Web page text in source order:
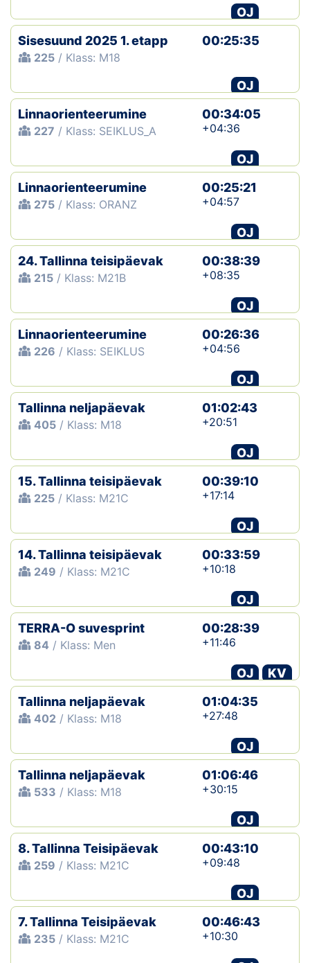
OJ
Sisesuund 2025 1. etapp
225 / Klass: M18
00:25:35
OJ
Linnaorienteerumine
227 / Klass: SEIKLUS_A
00:34:05
+04:36
OJ
Linnaorienteerumine
275 / Klass: ORANZ
00:25:21
+04:57
OJ
24. Tallinna teisipäevak
215 / Klass: M21B
00:38:39
+08:35
OJ
Linnaorienteerumine
226 / Klass: SEIKLUS
00:26:36
+04:56
OJ
Tallinna neljapäevak
405 / Klass: M18
01:02:43
+20:51
OJ
15. Tallinna teisipäevak
225 / Klass: M21C
00:39:10
+17:14
OJ
14. Tallinna teisipäevak
249 / Klass: M21C
00:33:59
+10:18
OJ
TERRA-O suvesprint
84 / Klass: Men
00:28:39
+11:46
OJ
KV
Tallinna neljapäevak
402 / Klass: M18
01:04:35
+27:48
OJ
Tallinna neljapäevak
533 / Klass: M18
01:06:46
+30:15
OJ
8. Tallinna Teisipäevak
259 / Klass: M21C
00:43:10
+09:48
OJ
7. Tallinna Teisipäevak
235 / Klass: M21C
00:46:43
+10:30